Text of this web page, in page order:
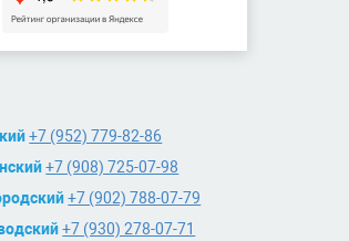
+7 (952) 779-82-86
+7 (908) 725-07-98
+7 (902) 788-07-79
+7 (930) 278-07-71